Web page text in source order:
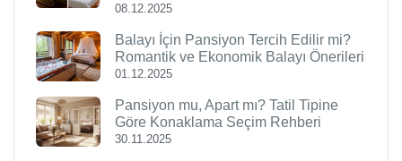
08.12.2025
Balayı İçin Pansiyon Tercih Edilir mi?
Romantik ve Ekonomik Balayı Önerileri
01.12.2025
Pansiyon mu, Apart mı? Tatil Tipine
Göre Konaklama Seçim Rehberi
30.11.2025